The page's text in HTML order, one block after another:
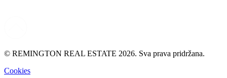
© REMINGTON REAL ESTATE 2026. Sva prava pridržana.
Cookies